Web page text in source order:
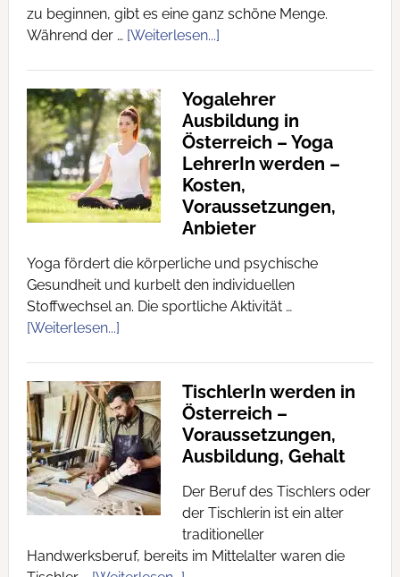
zu beginnen, gibt es eine ganz schöne Menge.
Während der … [Weiterlesen...]
Yogalehrer
Ausbildung in
Österreich – Yoga
LehrerIn werden –
Kosten,
Voraussetzungen,
Anbieter
Yoga fördert die körperliche und psychische
Gesundheit und kurbelt den individuellen
Stoffwechsel an. Die sportliche Aktivität …
[Weiterlesen...]
TischlerIn werden in
Österreich –
Voraussetzungen,
Ausbildung, Gehalt
Der Beruf des Tischlers oder
der Tischlerin ist ein alter
traditioneller
Handwerksberuf, bereits im Mittelalter waren die